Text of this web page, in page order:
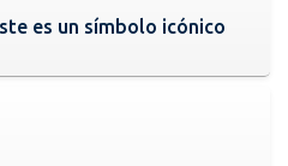
es un símbolo icónico